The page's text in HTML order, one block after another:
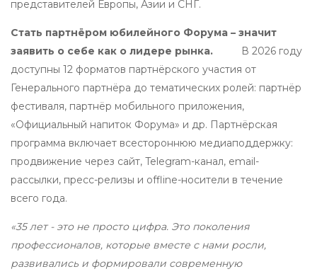
представителей Европы, Азии и СНГ.
Стать партнёром юбилейного Форума – значит
заявить о себе как о лидере рынка. В 2026 году
доступны 12 форматов партнёрского участия от
Генерального партнёра до тематических ролей: партнёр
фестиваля, партнёр мобильного приложения,
«Официальный напиток Форума» и др. Партнёрская
программа включает всестороннюю медиаподдержку:
продвижение через сайт, Telegram-канал, email-
рассылки, пресс-релизы и offline-носители в течение
всего года.
«35 лет - это не просто цифра. Это поколения
профессионалов, которые вместе с нами росли,
развивались и формировали современную